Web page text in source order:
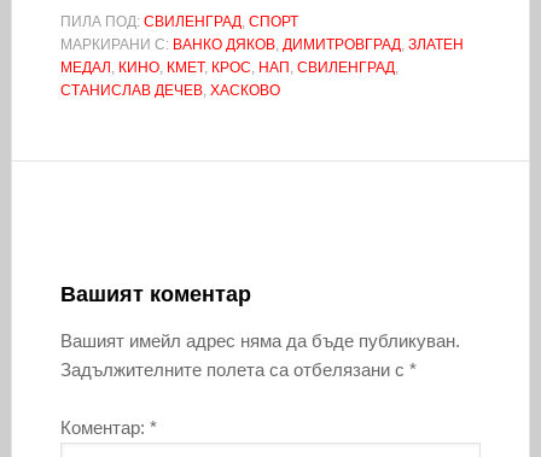
ПИЛА ПОД: СВИЛЕНГРАД СПОРТ
МАРКИРАНИ С: ВАНКО ДЯКОВ, ДИМИТРОВГРАД ЗЛАТЕН
МЕДАЛ КИНО, КМЕТ, КРОС НАП СВИЛЕНГРАД
СТАНИСЛАВ ДЕЧЕВ, ХАСКОВО
Вашият коментар
Вашият имейл адрес няма да бъде публикуван.
Задължителните полета са отбелязани с *
Коментар: *